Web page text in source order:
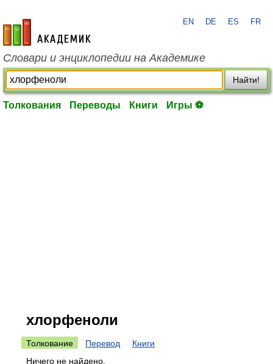
academic.ru
EN DE ES FR
Словари и энциклопедии на Академике
Найти!
Толкования Переводы Книги Игры ⚽
хлорфеноли
Толкование Перевод
Книги
Ничего не найдено.